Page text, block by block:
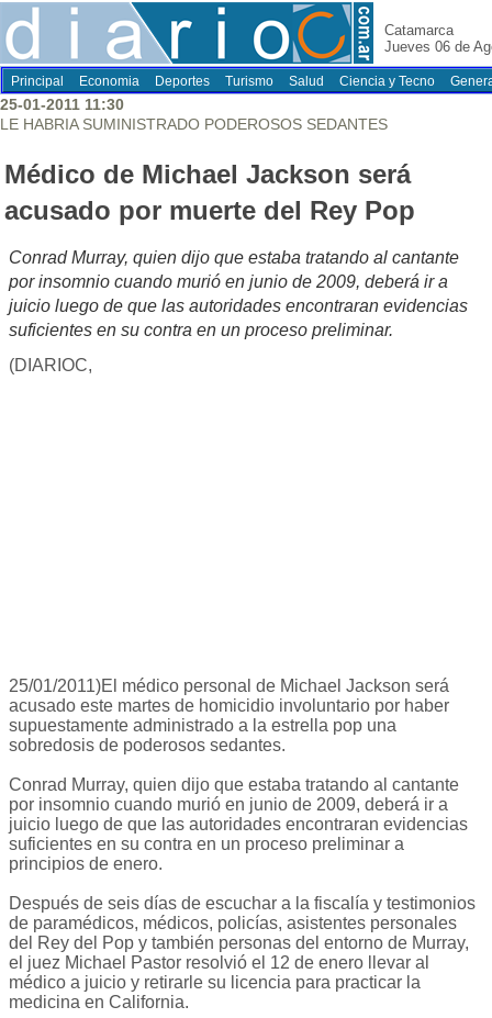
Catamarca
Jueves 06 de
Principal Economia Deportes Turismo Salud Ciencia y Tecno
25-01-2011 11:30
LE HABRIA SUMINISTRADO PODEROSOS SEDANTES
Médico de Michael Jackson será
acusado por muerte del Rey Pop
Conrad Murray, quien dijo que estaba tratando al cantante
por insomnio cuando murió en junio de 2009, deberá ir a
juicio luego de que las autoridades encontraran evidencias
suficientes en su contra en un proceso preliminar.
(DIARIOC,
25/01/2011)El médico personal de Michael Jackson será
acusado este martes de homicidio involuntario por haber
supuestamente administrado a la estrella pop una
sobredosis de poderosos sedantes.
Conrad Murray, quien dijo que estaba tratando al cantante
por insomnio cuando murió en junio de 2009, deberá ir a
juicio luego de que las autoridades encontraran evidencias
suficientes en su contra en un proceso preliminar a
principios de enero.
Después de seis días de escuchar a la fiscalía y testimonios
de paramédicos, médicos, policías, asistentes personales
del Rey del Pop y también personas del entorno de Murray,
el juez Michael Pastor resolvió el 12 de enero llevar al
médico a juicio y retirarle su licencia para practicar la
medicina en California.